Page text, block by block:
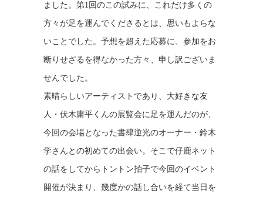
ました。第1回のこの試みに、これだけ多くの
方々が足を運んでくださるとは、思いもよらな
いことでした。予想を超えた応募に、参加をお
断りせざるを得なかった方々、申し訳ございま
せんでした。
素晴らしいアーティストであり、大好きな友
人・伏木庸平くんの展覧会に足を運んだのが、
今回の会場となった書肆逆光のオーナー・鈴木
学さんとの初めての出会い。そこで仔鹿ネット
の話をしてからトントン拍子で今回のイベント
開催が決まり、幾度かの話し合いを経て当日を